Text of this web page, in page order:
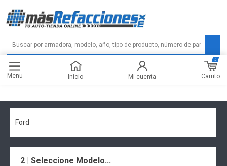
Menu Inicio Mi cuenta Carrito
0
Ford
2 | Seleccione Modelo...